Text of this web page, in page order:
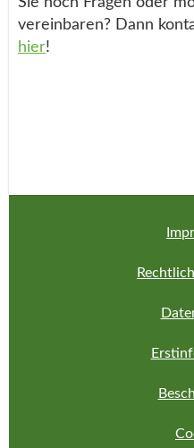
ver­ein­baren? Dann
hier!